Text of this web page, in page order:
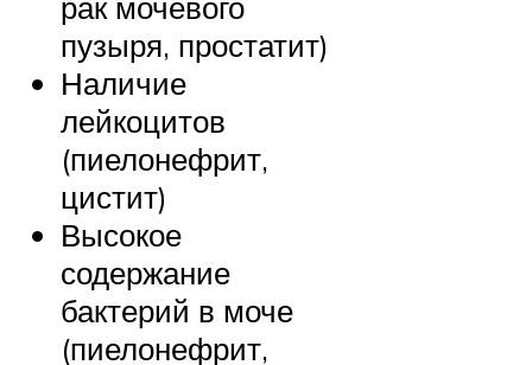
пузыря, простатит)
Наличие
лейкоцитов
(пиелонефрит,
цистит)
Высокое
содержание
бактерий в моче
(пиелонефрит,